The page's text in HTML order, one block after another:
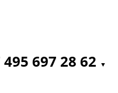
495 697 28 62 ▼